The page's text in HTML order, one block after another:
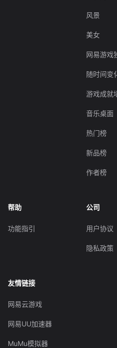
风景
美女
网易游戏
随时间变
游戏成就
音乐桌面
热门榜
新品榜
作者榜
帮助
功能指引
公司
用户协议
隐私政策
友情链接
网易云游戏
网易UU加速器
MuMu模拟器